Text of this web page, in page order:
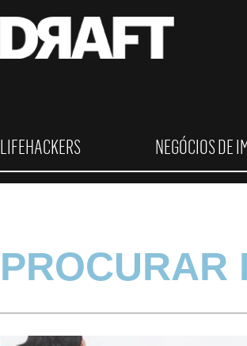
LIFEHACKERS NEGÓCIOS DE
PROCURAR